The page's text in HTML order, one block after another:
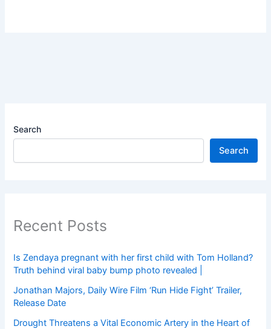
Search
Search
Recent Posts
Is Zendaya pregnant with her first child with Tom Holland?
Truth behind viral baby bump photo revealed |
Jonathan Majors, Daily Wire Film ‘Run Hide Fight’ Trailer,
Release Date
Drought Threatens a Vital Economic Artery in the Heart of